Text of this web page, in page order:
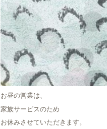
お昼の営業は、
家族サービスのため
お休みさせていただきます。